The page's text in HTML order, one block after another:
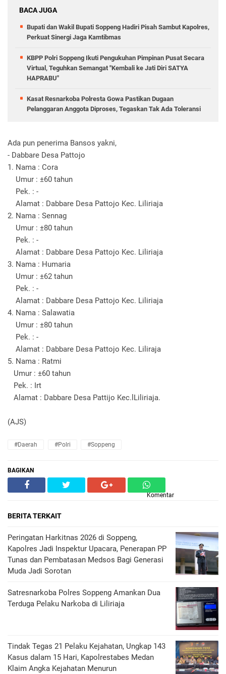
BACA JUGA
Bupati dan Wakil Bupati Soppeng Hadiri Pisah Sambut Kapolres,
Perkuat Sinergi Jaga Kamtibmas
KBPP Polri Soppeng Ikuti Pengukuhan Pimpinan Pusat Secara
Virtual, Teguhkan Semangat "Kembali ke Jati Diri SATYA
HAPRABU"
Kasat Resnarkoba Polresta Gowa Pastikan Dugaan
Pelanggaran Anggota Diproses, Tegaskan Tak Ada Toleransi
Ada pun penerima Bansos yakni,
- Dabbare Desa Pattojo
1. Nama : Cora
Umur : ±60 tahun
Pek. : -
Alamat : Dabbare Desa Pattojo Kec. Liliriaja
2. Nama : Sennag
Umur : ±80 tahun
Pek. : -
Alamat : Dabbare Desa Pattojo Kec. Liliriaja
3. Nama : Humaria
Umur : ±62 tahun
Pek. : -
Alamat : Dabbare Desa Pattojo Kec. Liliriaja
4. Nama : Salawatia
Umur : ±80 tahun
Pek. : -
Alamat : Dabbare Desa Pattojo Kec. Liliraja
5. Nama : Ratmi
Umur : ±60 tahun
Pek. : Irt
Alamat : Dabbare Desa Pattijo Kec.lLiliriaja.
(AJS)
#Daerah #Polri #Soppeng
BAGIKAN
Komentar
BERITA TERKAIT
Peringatan Harkitnas 2026 di Soppeng,
Kapolres Jadi Inspektur Upacara, Penerapan PP
Tunas dan Pembatasan Medsos Bagi Generasi
Muda Jadi Sorotan
Satresnarkoba Polres Soppeng Amankan Dua
Terduga Pelaku Narkoba di Liliriaja
Tindak Tegas 21 Pelaku Kejahatan, Ungkap 143
Kasus dalam 15 Hari, Kapolrestabes Medan
Klaim Angka Kejahatan Menurun